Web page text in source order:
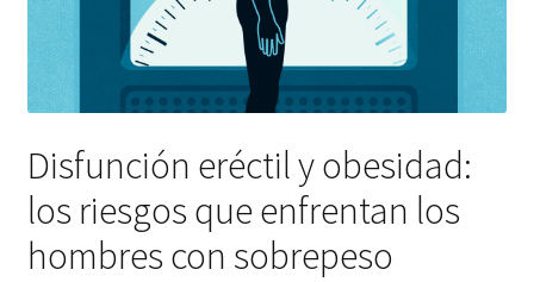
Carrito
Condiciones
Contactos
Formas de envío
Disfunción eréctil y obesidad:
los riesgos que enfrentan los
hombres con sobrepeso